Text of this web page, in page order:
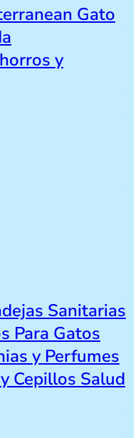
Gato
y
Sanitarias
Para Gatos
y Perfumes
Cepillos Salud